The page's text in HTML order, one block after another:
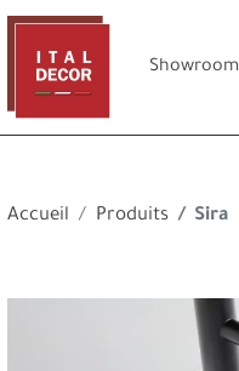
Accueil Produits Sira
Showroom